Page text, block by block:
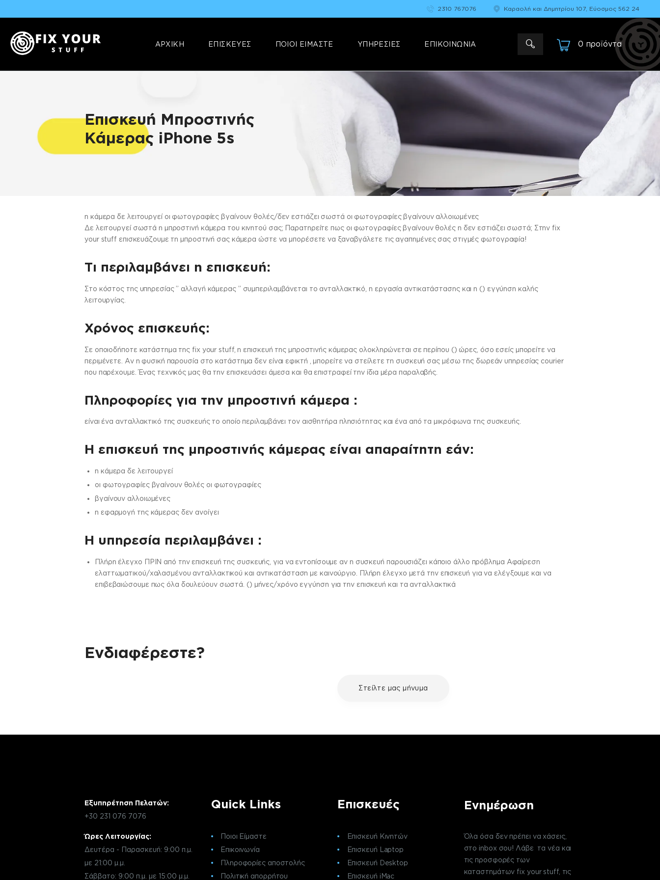
2310 767076 Καραολή και Δημητρίου 107, Εύοσμος 562 24
ΑΡΧΙΚΗ ΕΠΙΣΚΕΥΕΣ ΠΟΙΟΙ ΕΙΜΑΣΤΕ ΥΠΗΡΕΣΙΕΣ ΕΠΙΚΟΙΝΩΝΙΑ 0 προϊόντα-
Επισκευές & Πωλήσεις Ηλεκτρονικών Συσκευών &Αξεσουάρ
Επισκευή Μπροστινής
Κάμερας iPhone 5s
η κάμερα δε λειτουργεί οι φωτογραφίες βγαίνουν θολές/δεν εστιάζει σωστά οι φωτογραφίες βγαίνουν αλλοιωμένες
Δε λειτουργεί σωστά η μπροστινή κάμερα του κινητού σας; Παρατηρείτε πως οι φωτογραφίες βγαίνουν θολές η δεν εστιάζει σωστά; Στην fix
your stuff επισκευάζουμε τη μπροστινή σας κάμερα ώστε να μπορέσετε να ξαναβγάλετε τις αγαπημένες σας στιγμές φωτογραφία!
Τι περιλαμβάνει η επισκευή:
Στo κόστος της υπηρεσίας ” αλλαγή κάμερας ” συμπεριλαμβάνεται το ανταλλακτικό, η εργασία αντικατάστασης και η () εγγύηση καλής
λειτουργίας.
Χρόνος επισκευής:
Σε οποιοδήποτε κατάστημα της fix your stuff, η επισκευή της μπροστινής κάμερας ολοκληρώνεται σε περίπου () ώρες, όσο εσείς μπορείτε να
περιμένετε. Αν η φυσική παρουσία στο κατάστημα δεν είναι εφικτή , μπορείτε να στείλετε τη συσκευή σας μέσω της δωρεάν υπηρεσίας courier
που παρέχουμε. Ένας τεχνικός μας θα την επισκευάσει άμεσα και θα επιστραφεί την ίδια μέρα παραλαβής.
Πληροφορίες για την μπροστινή κάμερα :
είναι ένα ανταλλακτικό της συσκευής το οποίο περιλαμβάνει τον αισθητήρα πλησιότητας και ένα από τα μικρόφωνα της συσκευής.
Η επισκευή της μπροστινής κάμερας είναι απαραίτητη εάν:
η κάμερα δε λειτουργεί
οι φωτογραφίες βγαίνουν θολές οι φωτογραφίες
βγαίνουν αλλοιωμένες
η εφαρμογή της κάμερας δεν ανοίγει
H υπηρεσία περιλαμβάνει :
Πλήρη έλεγχο ΠΡΙΝ από την επισκευή της συσκευής, για να εντοπίσουμε αν η συσκευή παρουσιάζει κάποιο άλλο πρόβλημα Αφαίρεση
ελαττωματικού/χαλασμένου ανταλλακτικού και αντικατάσταση με καινούργιο. Πλήρη έλεγχο μετά την επισκευή για να ελέγξουμε και να
επιβεβαιώσουμε πως όλα δουλεύουν σωστά. () μήνες/χρόνο εγγύηση για την επισκευή και τα ανταλλακτικά
Ενδιαφέρεστε?
Στείλτε μας μήνυμα
Εξυπηρέτηση Πελατών:
+30 231 076 7076
Ώρες Λειτουργίας:
Δευτέρα - Παρασκευή: 9:00 π.μ.
με 21:00 μ.μ.
Σάββατο: 9:00 π.μ. με 15:00 μ.μ.
Quick Links
Ποιοι Είμαστε
Επικοινωνία
Πληροφορίες αποστολής
Πολιτική απορρήτου
Επισκευές
Επισκευή Κινητών
Επισκευή Laptop
Επισκευή Desktop
Επισκευή iMac
Ενημέρωση
Όλα όσα δεν πρέπει να χάσεις,
στο inbox σου! Λάβε τα νέα και
τις προσφορές των
καταστημάτων fix your stuff, τις